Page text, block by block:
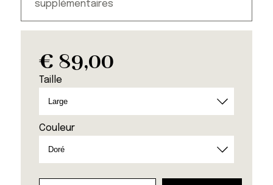
supplémentaires
€ 89,00
Taille
Couleur